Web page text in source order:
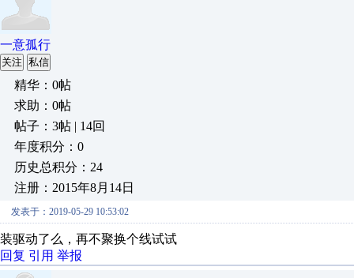
一意孤行
关注 私信
精华：0帖
求助：0帖
帖子：3帖 | 14回
年度积分：0
历史总积分：24
注册：2015年8月14日
发表于：2019-05-29 10:53:02
装驱动了么，再不聚换个线试试
回复 引用 举报